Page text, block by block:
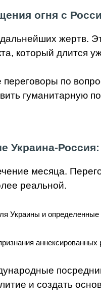
огня с
жертв.
который длится
по
Украина-
месяца.
реальной.
Украины и
и создать